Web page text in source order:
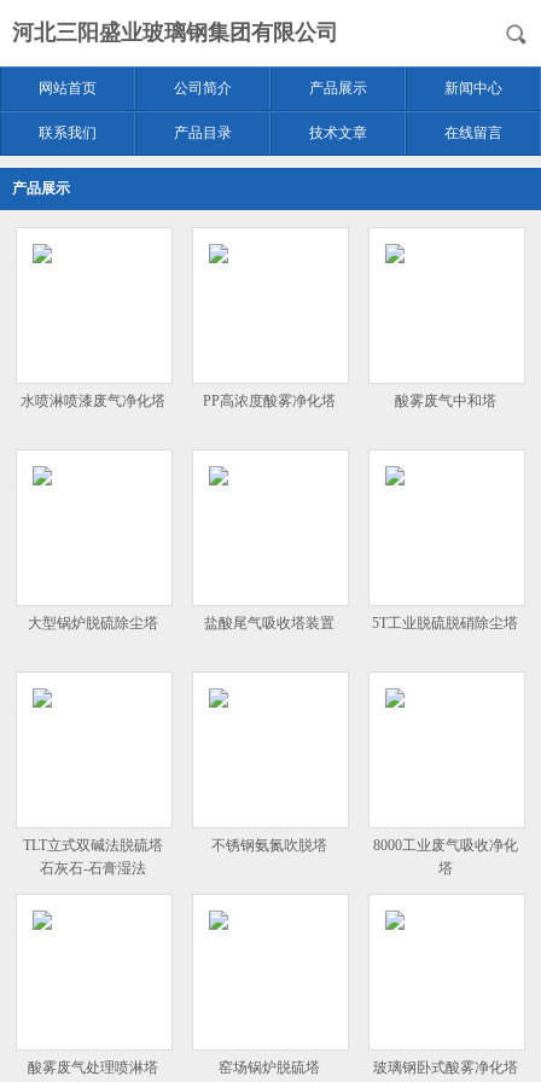
河北三阳盛业玻璃钢集团有限公司
网站首页 公司简介 产品展示 新闻中心
联系我们 产品目录 技术文章 在线留言
产品展示
水喷淋喷漆废气净化塔 PP高浓度酸雾净化塔 酸雾废气中和塔
大型锅炉脱硫除尘塔 盐酸尾气吸收塔装置 5T工业脱硫脱硝除尘塔
TLT立式双碱法脱硫塔
石灰石-石膏湿法
不锈钢氨氮吹脱塔
8000工业废气吸收净化
塔
酸雾废气处理喷淋塔 窑场锅炉脱硫塔 玻璃钢卧式酸雾净化塔